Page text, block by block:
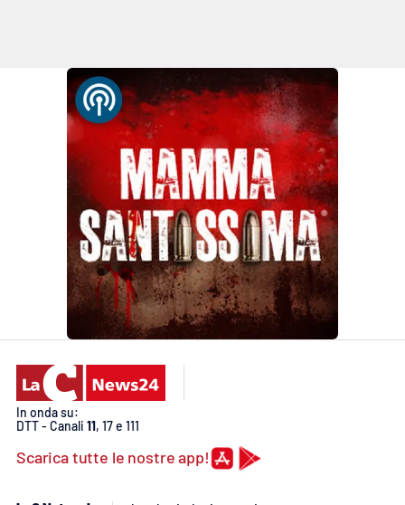
In onda su:
DTT - Canali 11, 17 e 111
Scarica tutte le nostre app!